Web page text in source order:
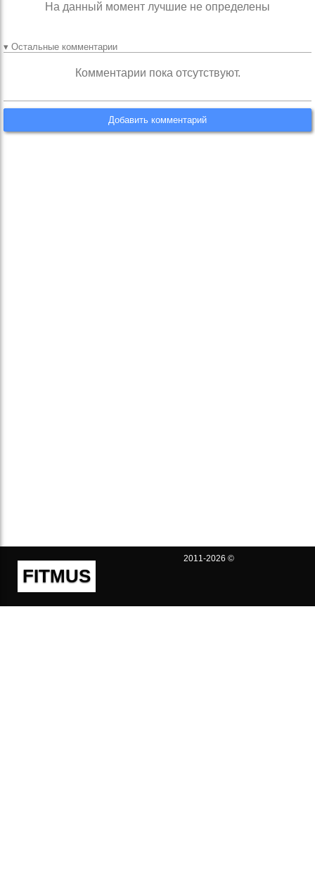
На данный момент лучшие не определены
▾ Остальные комментарии
Комментарии пока отсутствуют.
Добавить комментарий
FITMUS
2011-2026 ©